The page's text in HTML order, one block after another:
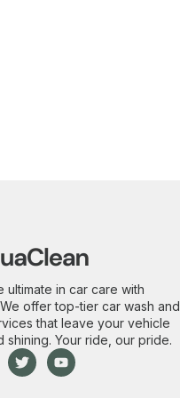
ultimate in car care with
offer top-tier car wash and
that leave your vehicle
shining. Your ride, our pride.